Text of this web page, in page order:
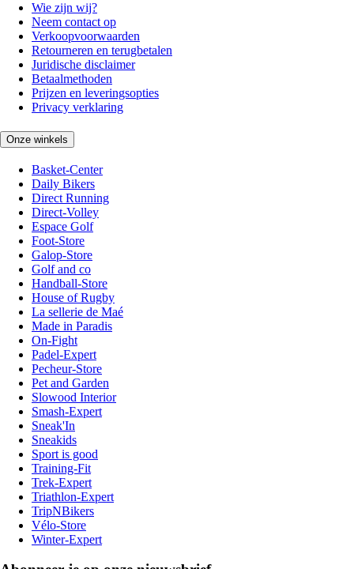
Wie zijn wij?
Neem contact op
Verkoopvoorwaarden
Retourneren en terugbetalen
Juridische disclaimer
Betaalmethoden
Prijzen en leveringsopties
Privacy verklaring
Onze winkels
Basket-Center
Daily Bikers
Direct Running
Direct-Volley
Espace Golf
Foot-Store
Galop-Store
Golf and co
Handball-Store
House of Rugby
La sellerie de Maé
Made in Paradis
On-Fight
Padel-Expert
Pecheur-Store
Pet and Garden
Slowood Interior
Smash-Expert
Sneak'In
Sneakids
Sport is good
Training-Fit
Trek-Expert
Triathlon-Expert
TripNBikers
Vélo-Store
Winter-Expert